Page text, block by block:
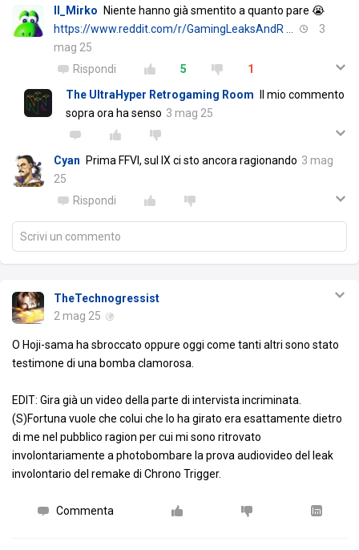
Il_Mirko
Niente hanno già smentito a quanto pare 😭
https://www.reddit.com/r/GamingLeaksAndR …
3
mag 25
Rispondi
5
1
The UltraHyper Retrogaming Room
Il mio commento
sopra ora ha senso 3 mag 25
Cyan Prima FFVI, sul IX ci sto ancora ragionando 3 mag
25
Rispondi
Scrivi un commento
TheTechnogressist
2 mag 25
O Hoji-sama ha sbroccato oppure oggi come tanti altri sono stato
testimone di una bomba clamorosa.
EDIT: Gira già un video della parte di intervista incriminata.
(S)Fortuna vuole che colui che lo ha girato era esattamente dietro
di me nel pubblico ragion per cui mi sono ritrovato
involontariamente a photobombare la prova audiovideo del leak
involontario del remake di Chrono Trigger.
Commenta